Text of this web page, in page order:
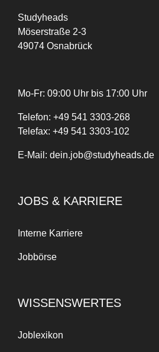
Studyheads
Möserstraße 2-3
49074 Osnabrück
Mo-Fr: 09:00 Uhr bis 17:00 Uhr
Telefon: +49 541 3303-268
Telefax: +49 541 3303-102
E-Mail: dein.job@studyheads.de
JOBS & KARRIERE
Interne Karriere
Jobbörse
WISSENSWERTES
Joblexikon